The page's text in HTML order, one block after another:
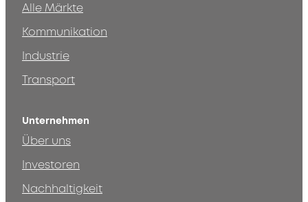
Alle Märkte
Kommunikation
Industrie
Transport
Unternehmen
Über uns
Investoren
Nachhaltigkeit